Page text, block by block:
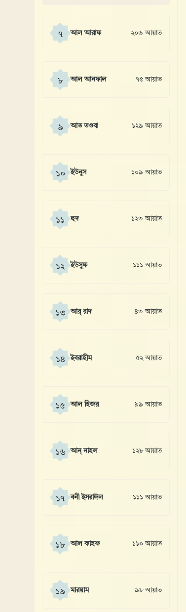
৭ আল আরাফ ২০৬ আয়াত
৮ আল আনফাল ৭৫ আয়াত
৯ আত তওবা ১২৯ আয়াত
১০ ইউনুস ১০৯ আয়াত
১১ হুদ ১২৩ আয়াত
১২ ইউসুফ ১১১ আয়াত
১৩ আর্ রাদ ৪৩ আয়াত
১৪ ইবরাহীম ৫২ আয়াত
১৫ আল হিজর ৯৯ আয়াত
১৬ আন্ নাহল ১২৮ আয়াত
১৭ বনী ইসরাঈল ১১১ আয়াত
১৮ আল কাহফ ১১০ আয়াত
১৯ মারয়াম ৯৮ আয়াত